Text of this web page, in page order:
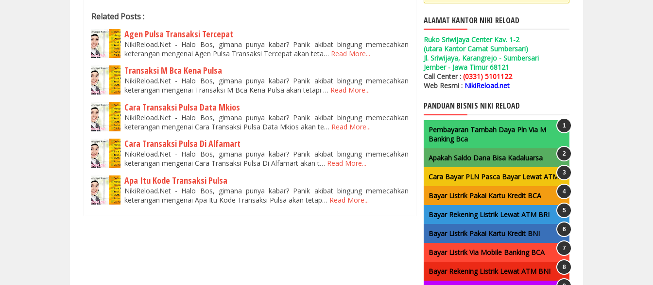
Related Posts :
Agen Pulsa Transaksi Tercepat
NikiReload.Net - Halo Bos, gimana punya kabar? Panik akibat bingung memecahkan
keterangan mengenai Agen Pulsa Transaksi Tercepat akan teta… Read More...
Transaksi M Bca Kena Pulsa
NikiReload.Net - Halo Bos, gimana punya kabar? Panik akibat bingung memecahkan
keterangan mengenai Transaksi M Bca Kena Pulsa akan tetapi … Read More...
Cara Transaksi Pulsa Data Mkios
NikiReload.Net - Halo Bos, gimana punya kabar? Panik akibat bingung memecahkan
keterangan mengenai Cara Transaksi Pulsa Data Mkios akan te… Read More...
Cara Transaksi Pulsa Di Alfamart
NikiReload.Net - Halo Bos, gimana punya kabar? Panik akibat bingung memecahkan
keterangan mengenai Cara Transaksi Pulsa Di Alfamart akan t… Read More...
Apa Itu Kode Transaksi Pulsa
NikiReload.Net - Halo Bos, gimana punya kabar? Panik akibat bingung memecahkan
keterangan mengenai Apa Itu Kode Transaksi Pulsa akan tetap… Read More...
ALAMAT KANTOR NIKI RELOAD
Ruko Sriwijaya Center Kav. 1-2
(utara Kantor Camat Sumbersari)
Jl. Sriwijaya, Karangrejo - Sumbersari
Jember - Jawa Timur 68121
Call Center : (0331) 5101122
Web Resmi : NikiReload.net
PANDUAN BISNIS NIKI RELOAD
Pembayaran Tambah Daya Pln Via M
Banking Bca
Apakah Saldo Dana Bisa Kadaluarsa
Cara Bayar PLN Pasca Bayar Lewat ATM
Bayar Listrik Pakai Kartu Kredit BCA
Bayar Rekening Listrik Lewat ATM BRI
Bayar Listrik Pakai Kartu Kredit BNI
Bayar Listrik Via Mobile Banking BCA
Bayar Rekening Listrik Lewat ATM BNI